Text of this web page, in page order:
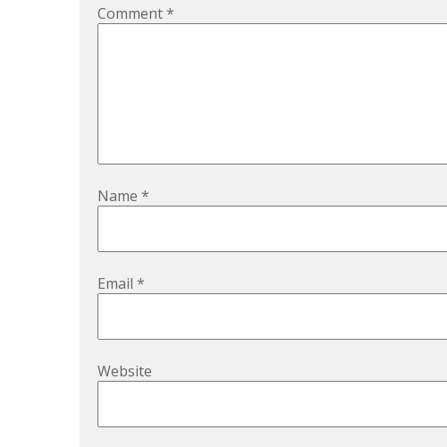
Comment*
Name *
Email *
Website